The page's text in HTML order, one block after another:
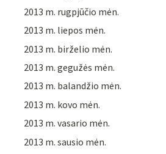
2013 m. rugpjūčio mėn.
2013 m. liepos mėn.
2013 m. birželio mėn.
2013 m. gegužės mėn.
2013 m. balandžio mėn.
2013 m. kovo mėn.
2013 m. vasario mėn.
2013 m. sausio mėn.